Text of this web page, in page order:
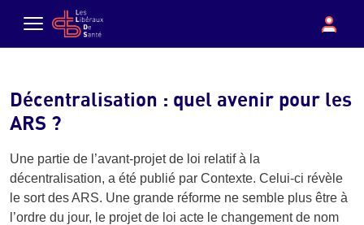
Aller au contenu principal
Menu
boutique
Décentralisation : quel avenir pour les
ARS ?
Une partie de l’avant-projet de loi relatif à la
décentralisation, a été publié par Contexte. Celui-ci révèle
le sort des ARS. Une grande réforme ne semble plus être à
l’ordre du jour, le projet de loi acte le changement de nom